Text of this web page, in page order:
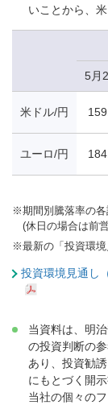
いことから、
5月
米ドル/円
ユーロ/円
※期間別騰落率の
(休日の場合は前
※最新の「投資環境
投資環境見通し
当資料は、明
の投資判断の
あり、投資勧
にもとづく開
当社の個々の